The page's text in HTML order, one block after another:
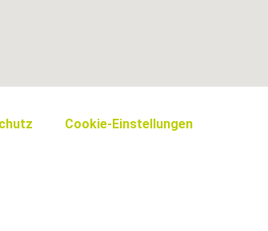
Cookie-Einstellungen